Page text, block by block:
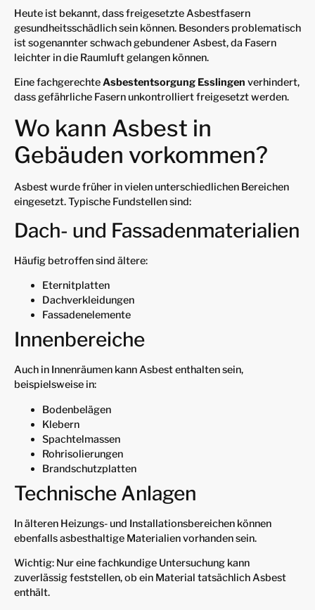
Heute ist bekannt, dass freigesetzte Asbestfasern
gesundheitsschädlich sein können. Besonders problematisch
ist sogenannter schwach gebundener Asbest, da Fasern
leichter in die Raumluft gelangen können.
Eine fachgerechteAsbestentsorgung Esslingen verhindert,
dass gefährliche Fasern unkontrolliert freigesetzt werden.
Wo kann Asbest in
Gebäuden vorkommen?
Asbest wurde früher in vielen unterschiedlichen Bereichen
eingesetzt. Typische Fundstellen sind:
Dach- und Fassadenmaterialien
Häufig betroffen sind ältere:
Eternitplatten
Dachverkleidungen
Fassadenelemente
Innenbereiche
Auch in Innenräumen kann Asbest enthalten sein,
beispielsweise in:
Bodenbelägen
Klebern
Spachtelmassen
Rohrisolierungen
Brandschutzplatten
Technische Anlagen
In älteren Heizungs- und Installationsbereichen können
ebenfalls asbesthaltige Materialien vorhanden sein.
Wichtig: Nur eine fachkundige Untersuchung kann
zuverlässig feststellen, ob ein Material tatsächlich Asbest
enthält.